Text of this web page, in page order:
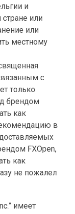
и
или
или
местному
с
только
брендом
как
в
FXOpen,
как
не пожалел
имеет